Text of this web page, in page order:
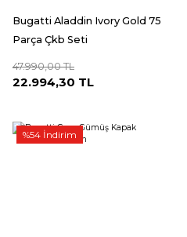
Bugatti Aladdin Ivory Gold 75
Parça Çkb Seti
47.990,00 TL
22.994,30 TL
%54 İndirim